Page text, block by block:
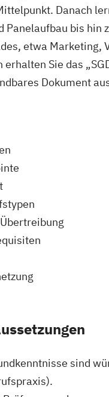
Danach
Panelaufbau bis hin
etwa Marketing,
Sie das
Dokument
sind